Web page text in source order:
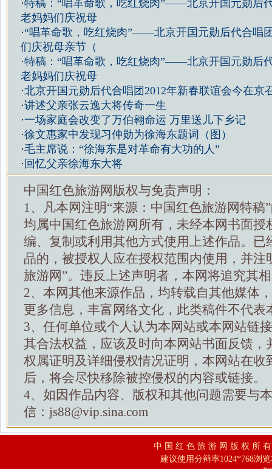
·特稿：“唱革命歌，吃红烧肉”——北京开国元勋后
老妈妈们庆祝母
·“唱革命歌，吃红烧肉”——北京开国元勋后代合唱
们庆祝母亲节（
·特稿：“唱革命歌，吃红烧肉”——北京开国元勋后
老妈妈们庆祝母
·北京开国元勋后代合唱团2012年新春联谊会今在京
·讲述父亲张云逸大将传奇一生
·一场家庭会改变了万伯翱命运 万里送儿下乡记
·徐文惠家中发现习仲勋为徐海东题词（图）
·毛主席说：“徐海东是对革命有大功的人”
· 回忆父亲徐海东大将
中国红色旅游网版权与免责声明：
1、凡本网注明“来源：中国红色旅游网特稿
均属中国红色旅游网所有，未经本网书面授
编、复制或利用其他方式使用上述作品。已
品的，被授权人应在授权范围内使用，并注
旅游网”。违反上述声明者，本网将追究其
2、本网其他来源作品，均转载自其他媒体
更多信息，丰富网络文化，此类稿件不代表
3、任何单位或个人认为本网站或本网站链
其合法权益，应该及时向本网站书面反馈，
权属证明及详细侵权情况证明，本网站在收
后，将会尽快移除被控侵权的内容或链接。
4、如因作品内容、版权和其他问题需要与
信：js88@vip.sina.com
中 国 红 色 旅 游 网 版 权 所
建议使用分辩率1024*768浏